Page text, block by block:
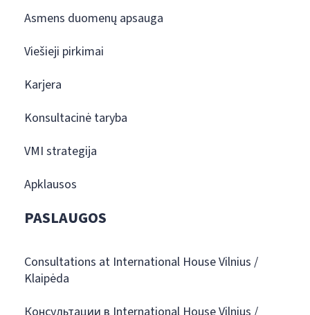
Asmens duomenų apsauga
Viešieji pirkimai
Karjera
Konsultacinė taryba
VMI strategija
Apklausos
PASLAUGOS
Consultations at International House Vilnius /
Klaipėda
Консультации в International House Vilnius /